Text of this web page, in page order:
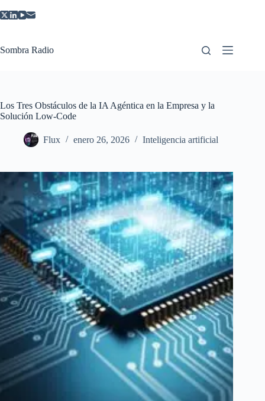
al
Sombra Radio
Los Tres Obstáculos de la IA Agéntica en la Empresa y la
Solución Low-Code
Flux enero 26, 2026 Inteligencia artificial